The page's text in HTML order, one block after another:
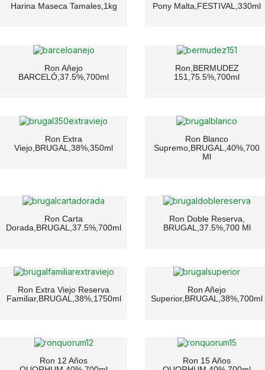
Harina Maseca Tamales,1kg Pony Malta,FESTIVAL,330ml
Ron Añejo
BARCELÓ,37.5%,700ml
Ron,BERMUDEZ
151,75.5%,700ml
Ron Extra
Viejo,BRUGAL,38%,350ml
Ron Blanco
Supremo,BRUGAL,40%,700
Ml
Ron Carta
Dorada,BRUGAL,37.5%,700ml
Ron Doble Reserva,
BRUGAL,37.5%,700 Ml
Ron Extra Viejo Reserva
Familiar,BRUGAL,38%,1750ml
Ron Añejo
Superior,BRUGAL,38%,700ml
Ron 12 Años
Ron 15 Años